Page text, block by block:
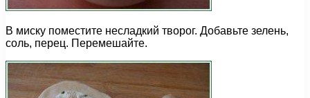
В миску поместите несладкий творог. Добавьте зелень,
соль, перец. Перемешайте.